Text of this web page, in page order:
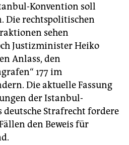
Konvention soll
Die rechtspolitischen
sehen
Justizminister Heiko
Anlass, den
177 im
Die aktuelle Fassung
der Istanbul-
deutsche Strafrecht fordere
den Beweis für